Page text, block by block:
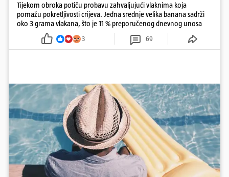
Tijekom obroka potiču probavu zahvaljujući vlaknima koja
pomažu pokretljivosti crijeva. Jedna srednje velika banana sadrži
oko 3 grama vlakana, što je 11 % preporučenog dnevnog unosa
3 69